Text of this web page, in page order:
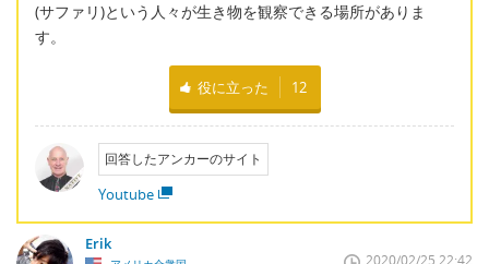
(サファリ)という人々が生き物を観察できる場所がありま
す。
役に立った 12
回答したアンカーのサイト
Youtube
Erik
2020/02/25 22:42